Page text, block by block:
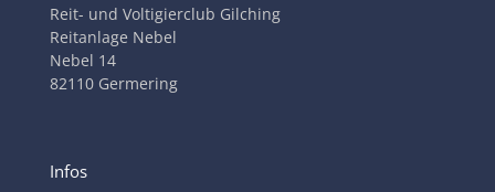
Reit- und Voltigierclub Gilching
Reitanlage Nebel
Nebel 14
82110 Germering
Infos